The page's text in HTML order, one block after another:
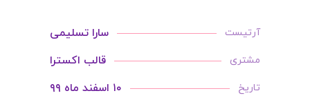
آرتیست سارا تسلیمی
مشتری قالب اکسترا
تاریخ ۱۰ اسفند ماه ۹۹